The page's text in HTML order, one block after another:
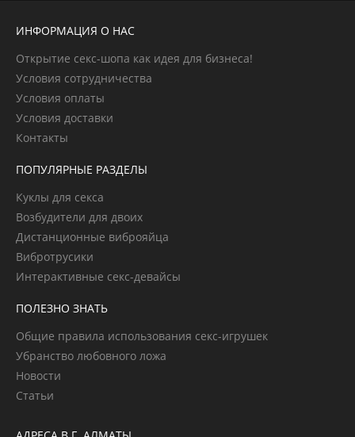
ИНФОРМАЦИЯ О НАС
Открытие секс-шопа как идея для бизнеса!
Условия сотрудничества
Условия оплаты
Условия доставки
Контакты
ПОПУЛЯРНЫЕ РАЗДЕЛЫ
Куклы для секса
Возбудители для двоих
Дистанционные виброяйца
Вибротрусики
Интерактивные секс-девайсы
ПОЛЕЗНО ЗНАТЬ
Общие правила использования секс-игрушек
Убранство любовного ложа
Новости
Статьи